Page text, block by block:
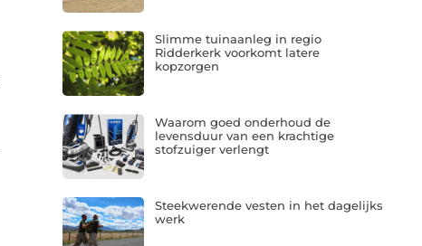
Slimme tuinaanleg in regio
Ridderkerk voorkomt latere
kopzorgen
Waarom goed onderhoud de
levensduur van een krachtige
stofzuiger verlengt
Steekwerende vesten in het dagelijks
werk